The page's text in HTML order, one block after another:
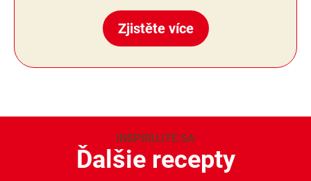
Zjistěte více
INŠPIRUJTE SA
Ďalšie recepty